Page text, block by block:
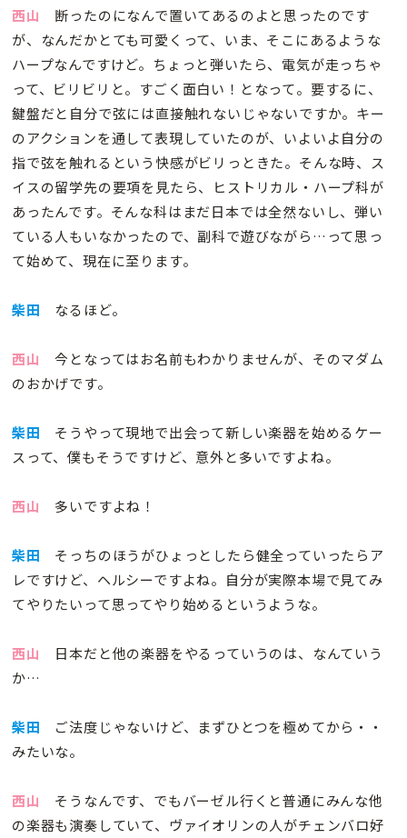
西山
断ったのになんで置いてあるのよと思ったのです
が、なんだかとても可愛くって、いま、そこにあるような
ハープなんですけど。ちょっと弾いたら、電気が走っちゃ
って、ビリビリと。すごく面白い！となって。要するに、
鍵盤だと自分で弦には直接触れないじゃないですか。キー
のアクションを通して表現していたのが、いよいよ自分の
指で弦を触れるという快感がビリっときた。そんな時、ス
イスの留学先の要項を見たら、ヒストリカル・ハープ科が
あったんです。そんな科はまだ日本では全然ないし、弾い
ている人もいなかったので、副科で遊びながら…って思っ
て始めて、現在に至ります。
柴田 なるほど。
西山
今となってはお名前もわかりませんが、そのマダム
のおかげです。
柴田 そうやって現地で出会って新しい楽器を始めるケー
スって、僕もそうですけど、意外と多いですよね。
西山 多いですよね！
柴田 そっちのほうがひょっとしたら健全っていったらア
レですけど、ヘルシーですよね。自分が実際本場で見てみ
てやりたいって思ってやり始めるというような。
西山
日本だと他の楽器をやるっていうのは、なんていう
か…
柴田 ご法度じゃないけど、まずひとつを極めてから・・
みたいな。
西山
そうなんです、でもバーゼル行くと普通にみんな他
の楽器も演奏していて、ヴァイオリンの人がチェンバロ好